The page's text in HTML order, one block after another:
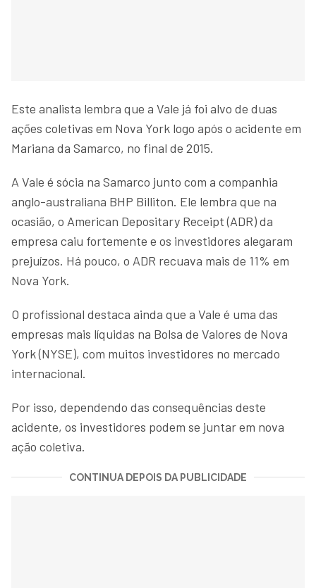
Este analista lembra que a Vale já foi alvo de duas
ações coletivas em Nova York logo após o acidente em
Mariana da Samarco, no final de 2015.
A Vale é sócia na Samarco junto com a companhia
anglo-australiana BHP Billiton. Ele lembra que na
ocasião, o American Depositary Receipt (ADR) da
empresa caiu fortemente e os investidores alegaram
prejuízos. Há pouco, o ADR recuava mais de 11% em
Nova York.
O profissional destaca ainda que a Vale é uma das
empresas mais líquidas na Bolsa de Valores de Nova
York (NYSE), com muitos investidores no mercado
internacional.
Por isso, dependendo das consequências deste
acidente, os investidores podem se juntar em nova
ação coletiva.
CONTINUA DEPOIS DA PUBLICIDADE